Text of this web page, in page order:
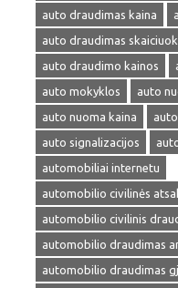
auto draudimas kaina
auto draudimas
auto draudimo kainos
auto mokyklos
auto
auto nuoma kaina
auto signalizacijos
automobiliai internetu
automobilio civilinės
automobilio civilinis
automobilio draudimas
automobilio draudimas